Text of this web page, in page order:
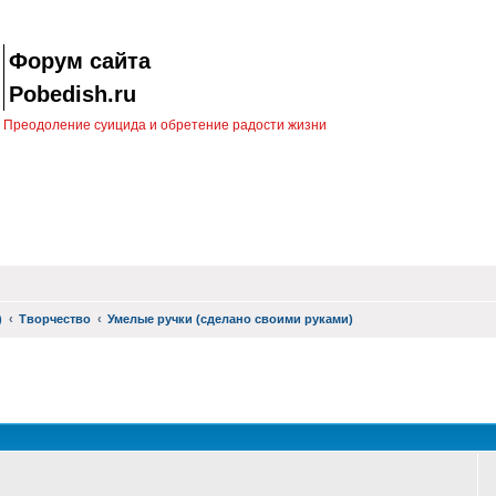
Форум сайта
Pobedish.ru
Преодоление суицида и обретение радости жизни
Творчество Умелые ручки (сделано своими руками)